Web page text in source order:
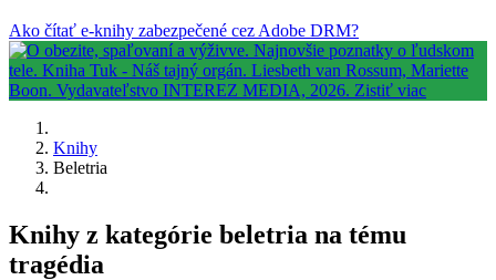
Ako čítať e-knihy zabezpečené cez Adobe DRM?
Knihy
Beletria
Knihy z kategórie beletria na tému
tragédia